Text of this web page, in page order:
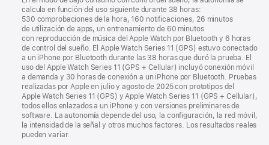
calcula en función del uso siguiente durante 38 horas:
530 comprobaciones de la hora, 160 notificaciones, 26 minutos
de utilización de apps, un entrenamiento de 60 minutos
con reproducción de música del Apple Watch por Bluetooth y 6 horas
de control del sueño. El Apple Watch Series 11 (GPS) estuvo conectado
a un iPhone por Bluetooth durante las 38 horas que duró la prueba. El
uso del Apple Watch Series 11 (GPS + Cellular) incluyó conexión móvil
a demanda y 30 horas de conexión a un iPhone por Bluetooth. Pruebas
realizadas por Apple en julio y agosto de 2025 con prototipos del
Apple Watch Series 11 (GPS) y Apple Watch Series 11 (GPS + Cellular),
todos ellos enlazados a un iPhone y con versiones preliminares de
software. La autonomía depende del uso, la configuración, la red móvil,
la intensidad de la señal y otros muchos factores. Los resultados reales
pueden variar.